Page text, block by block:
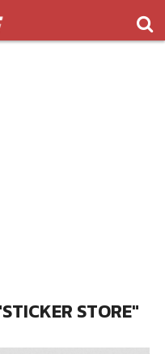
STORE"